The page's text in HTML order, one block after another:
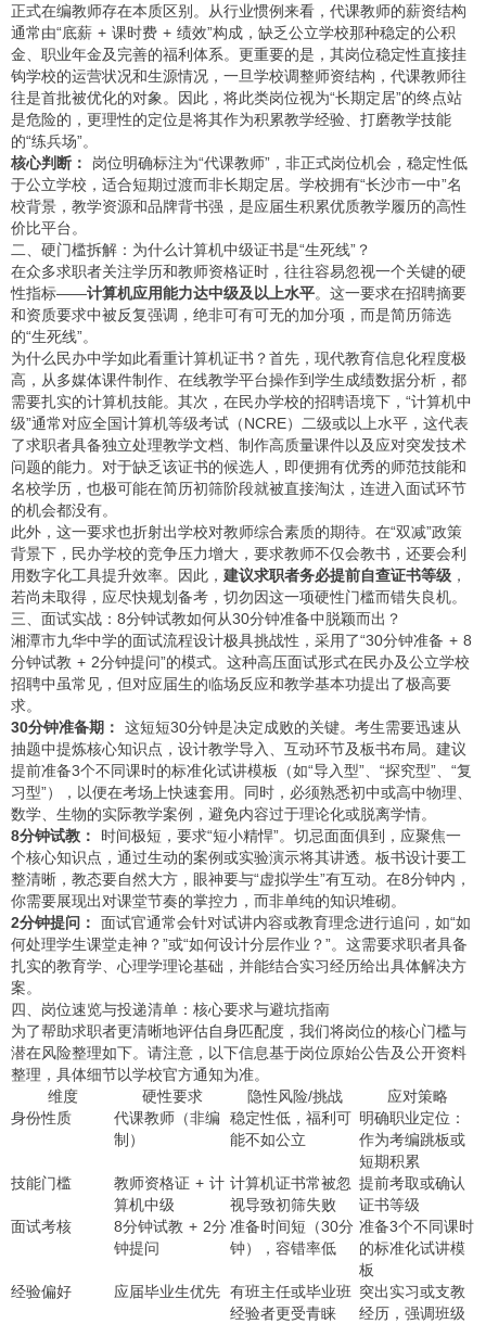
正式在编教师存在本质区别。从行业惯例来看，代课教师的薪资结构
通常由“底薪 + 课时费 + 绩效”构成，缺乏公立学校那种稳定的公积
金、职业年金及完善的福利体系。更重要的是，其岗位稳定性直接挂
钩学校的运营状况和生源情况，一旦学校调整师资结构，代课教师往
往是首批被优化的对象。因此，将此类岗位视为“长期定居”的终点站
是危险的，更理性的定位是将其作为积累教学经验、打磨教学技能
的“练兵场”。
核心判断：
岗位明确标注为“代课教师”，非正式岗位机会，稳定性低
于公立学校，适合短期过渡而非长期定居。学校拥有“长沙市一中”名
校背景，教学资源和品牌背书强，是应届生积累优质教学履历的高性
价比平台。
二、硬门槛拆解：为什么计算机中级证书是“生死线”？
在众多求职者关注学历和教师资格证时，往往容易忽视一个关键的硬
性指标——计算机应用能力达中级及以上水平。这一要求在招聘摘要
和资质要求中被反复强调，绝非可有可无的加分项，而是简历筛选
的“生死线”。
为什么民办中学如此看重计算机证书？首先，现代教育信息化程度极
高，从多媒体课件制作、在线教学平台操作到学生成绩数据分析，都
需要扎实的计算机技能。其次，在民办学校的招聘语境下，“计算机中
级”通常对应全国计算机等级考试（NCRE）二级或以上水平，这代表
了求职者具备独立处理教学文档、制作高质量课件以及应对突发技术
问题的能力。对于缺乏该证书的候选人，即便拥有优秀的师范技能和
名校学历，也极可能在简历初筛阶段就被直接淘汰，连进入面试环节
的机会都没有。
此外，这一要求也折射出学校对教师综合素质的期待。在“双减”政策
背景下，民办学校的竞争压力增大，要求教师不仅会教书，还要会利
用数字化工具提升效率。因此， 建议求职者务必提前自查证书等级 ，
若尚未取得，应尽快规划备考，切勿因这一项硬性门槛而错失良机。
三、面试实战：8分钟试教如何从30分钟准备中脱颖而出？
湘潭市九华中学的面试流程设计极具挑战性，采用了“30分钟准备 + 8
分钟试教 + 2分钟提问”的模式。这种高压面试形式在民办及公立学校
招聘中虽常见，但对应届生的临场反应和教学基本功提出了极高要
求。
30分钟准备期：
这短短30分钟是决定成败的关键。考生需要迅速从
抽题中提炼核心知识点，设计教学导入、互动环节及板书布局。建议
提前准备3个不同课时的标准化试讲模板（如“导入型”、“探究型”、“复
习型”），以便在考场上快速套用。同时，必须熟悉初中或高中物理、
数学、生物的实际教学案例，避免内容过于理论化或脱离学情。
8分钟试教：
时间极短，要求“短小精悍”。切忌面面俱到，应聚焦一
个核心知识点，通过生动的案例或实验演示将其讲透。板书设计要工
整清晰，教态要自然大方，眼神要与“虚拟学生”有互动。在8分钟内，
你需要展现出对课堂节奏的掌控力，而非单纯的知识堆砌。
2分钟提问：
面试官通常会针对试讲内容或教育理念进行追问，如“如
何处理学生课堂走神？”或“如何设计分层作业？”。这需要求职者具备
扎实的教育学、心理学理论基础，并能结合实习经历给出具体解决方
案。
四、岗位速览与投递清单：核心要求与避坑指南
为了帮助求职者更清晰地评估自身匹配度，我们将岗位的核心门槛与
潜在风险整理如下。请注意，以下信息基于岗位原始公告及公开资料
整理，具体细节以学校官方通知为准。
维度
硬性要求 隐性风险/挑战
应对策略
身份性质
代课教师（非编
制）
稳定性低，福利可
能不如公立
明确职业定位：
作为考编跳板或
短期积累
技能门槛
教师资格证 + 计
算机中级
计算机证书常被忽
视导致初筛失败
提前考取或确认
证书等级
面试考核
8分钟试教 + 2分
钟提问
准备时间短（30分
钟），容错率低
准备3个不同课时
的标准化试讲模
板
经验偏好
应届毕业生优先 有班主任或毕业班
经验者更受青睐
突出实习或支教
经历，强调班级